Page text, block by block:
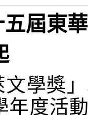
屆東
文學獎
年度活